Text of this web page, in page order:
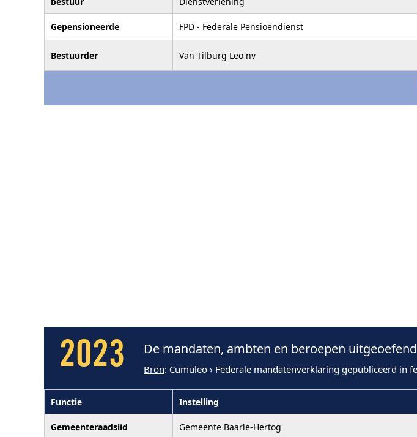
Gepensioneerde FPD - Federale Pensioendienst
Bestuurder Van Tilburg Leo nv
2023 De mandaten, ambten en beroepen
Bron: Cumuleo › Federale mandatenverklaring gepubliceerd in
Functie Instelling
Gemeenteraadslid Gemeente Baarle-Hertog